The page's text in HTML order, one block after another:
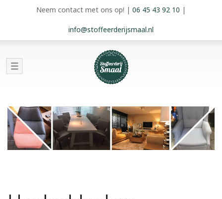
Neem contact met ons op! | 06 45 43 92 10 |
info@stoffeerderijsmaal.nl